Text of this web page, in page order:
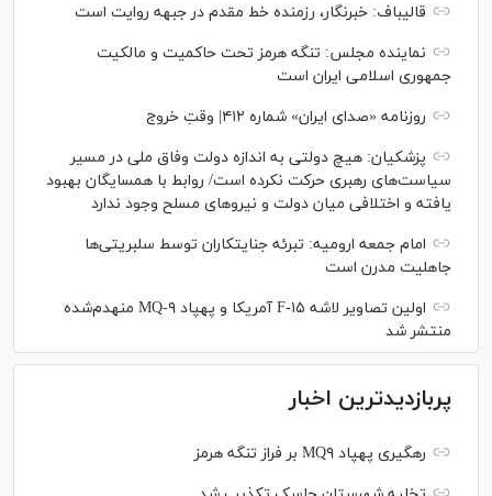
قالیباف: خبرنگار، رزمنده خط مقدم در جبهه روایت است
نماینده مجلس: تنگه هرمز تحت حاکمیت و مالکیت
جمهوری اسلامی ایران است
روزنامه «صدای ایران» شماره ۴۱۲| وقتِ خروج
پزشکیان: هیچ دولتی به اندازه دولت وفاق ملی در مسیر
سیاست‌های رهبری حرکت نکرده است/ روابط با همسایگان بهبود
یافته و اختلافی میان دولت و نیروهای مسلح وجود ندارد
امام جمعه ارومیه: تبرئه جنایتکاران توسط سلبریتی‌ها
جاهلیت مدرن است
اولین تصاویر لاشه F-۱۵ آمریکا و پهپاد MQ-۹ منهدم‌شده
منتشر شد
پربازدیدترین اخبار
رهگیری پهپاد MQ۹ بر فراز تنگه هرمز